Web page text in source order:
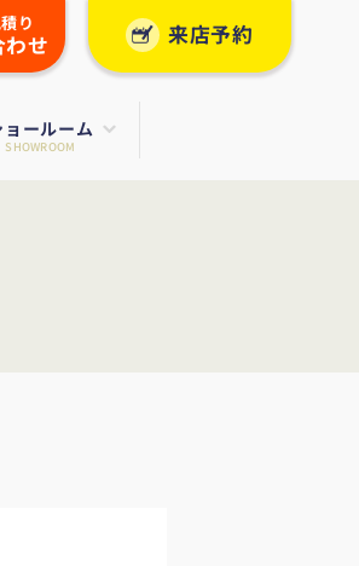
り
せ 来店予約
ョールーム
SHOWROOM